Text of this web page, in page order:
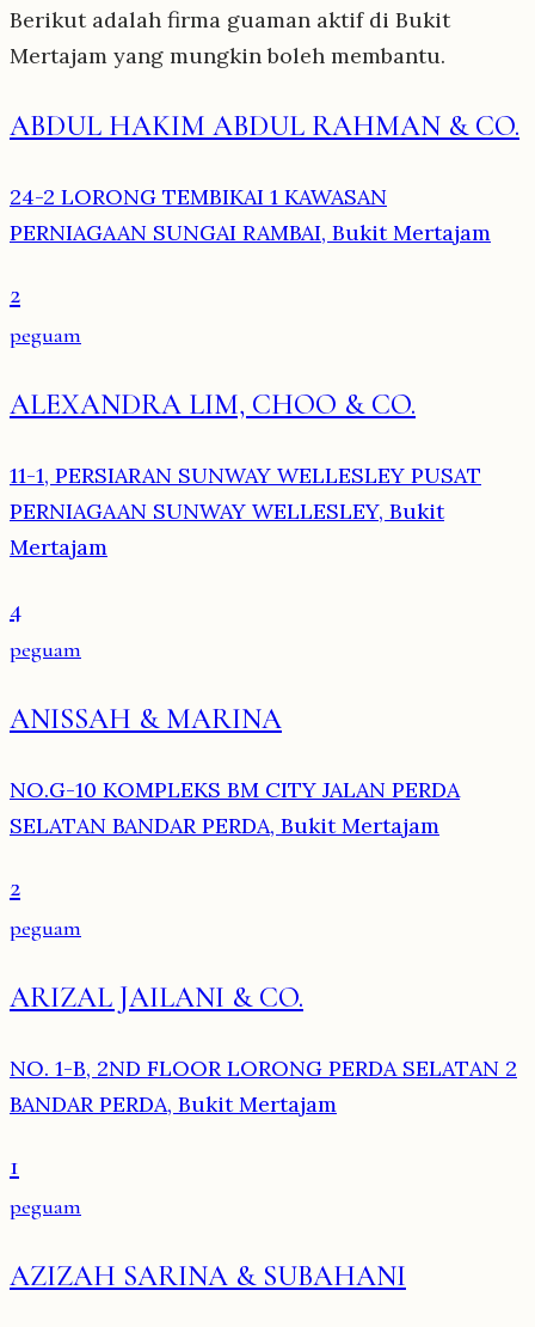
Berikut adalah firma guaman aktif di Bukit
Mertajam yang mungkin boleh membantu.
ABDUL HAKIM ABDUL RAHMAN & CO.
24-2 LORONG TEMBIKAI 1 KAWASAN
PERNIAGAAN SUNGAI RAMBAI, Bukit Mertajam
2
peguam
ALEXANDRA LIM, CHOO & CO.
11-1, PERSIARAN SUNWAY WELLESLEY PUSAT
PERNIAGAAN SUNWAY WELLESLEY, Bukit
Mertajam
4
peguam
ANISSAH & MARINA
NO.G-10 KOMPLEKS BM CITY JALAN PERDA
SELATAN BANDAR PERDA, Bukit Mertajam
2
peguam
ARIZAL JAILANI & CO.
NO. 1-B, 2ND FLOOR LORONG PERDA SELATAN 2
BANDAR PERDA, Bukit Mertajam
1
peguam
AZIZAH SARINA & SUBAHANI